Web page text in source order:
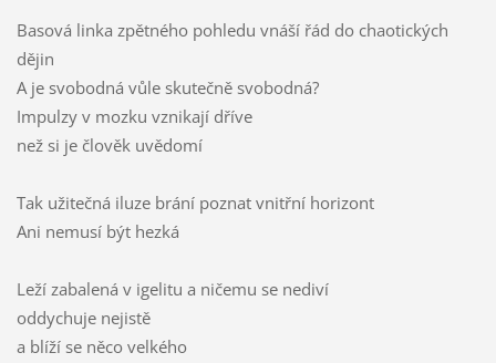
Basová linka zpětného pohledu vnáší řád do chaotických
dějin
A je svobodná vůle skutečně svobodná?
Impulzy v mozku vznikají dříve
než si je člověk uvědomí
Tak užitečná iluze brání poznat vnitřní horizont
Ani nemusí být hezká
Leží zabalená v igelitu a ničemu se nediví
oddychuje nejistě
a blíží se něco velkého